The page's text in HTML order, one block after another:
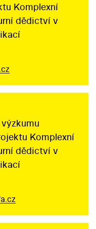
Komplexní
dědictví v
Komplexní
dědictví v